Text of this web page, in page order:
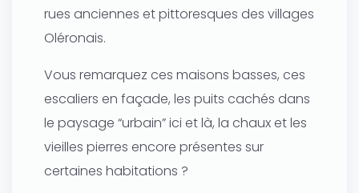
rues anciennes et pittoresques des villages
Oléronais.
Vous remarquez ces maisons basses, ces
escaliers en façade, les puits cachés dans
le paysage “urbain” ici et là, la chaux et les
vieilles pierres encore présentes sur
certaines habitations ?